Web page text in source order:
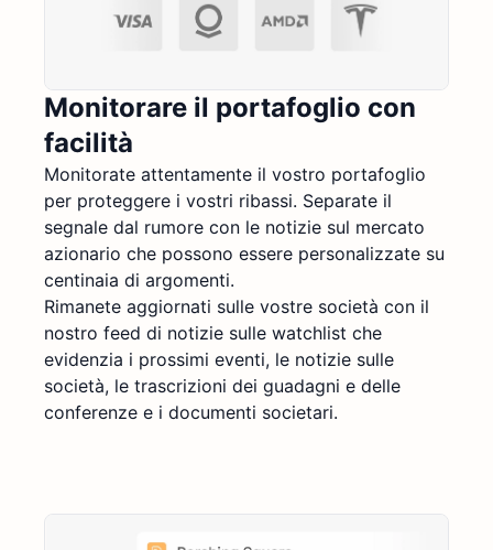
Monitorare il portafoglio con
facilità
Monitorate attentamente il vostro portafoglio
per proteggere i vostri ribassi. Separate il
segnale dal rumore con le notizie sul mercato
azionario che possono essere personalizzate su
centinaia di argomenti.
Rimanete aggiornati sulle vostre società con il
nostro feed di notizie sulle watchlist che
evidenzia i prossimi eventi, le notizie sulle
società, le trascrizioni dei guadagni e delle
conferenze e i documenti societari.